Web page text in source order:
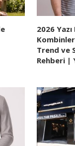
2026
Trend ve
Rehberi |